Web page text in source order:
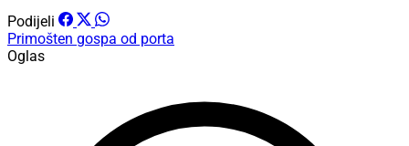
Podijeli
Primošten gospa od porta
Oglas